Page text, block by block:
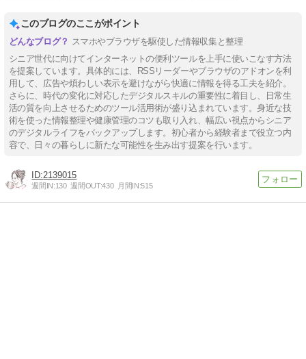
このブログのここがポイント
スマホやブラウザを駆使した情報収集と整理
シニア世代に向けてインターネットの便利ツールを上手に使いこなす方法
を提案しています。具体的には、RSSリーダーやブラウザのアドオンを利
用して、広告や煩わしい表示を避けながら快適に情報を得る工夫を紹介。
さらに、時代の変化に対応したデジタルスキルの重要性に着目し、日常生
活の質を向上させるためのツール活用術が盛り込まれています。身近な技
術を使った情報整理や健康管理のコツも取り入れ、幅広い視点からシニア
のデジタルライフをバックアップします。初心者から経験者まで役立つ内
容で、日々の暮らしに新たな可能性を生み出す提案を行います。
2139015
週間IN:130 週間OUT:430 月間IN:515